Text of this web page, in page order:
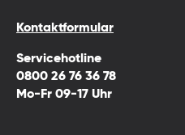
Kontaktformular
Servicehotline
0800 26 76 36 78
Mo-Fr 09-17 Uhr